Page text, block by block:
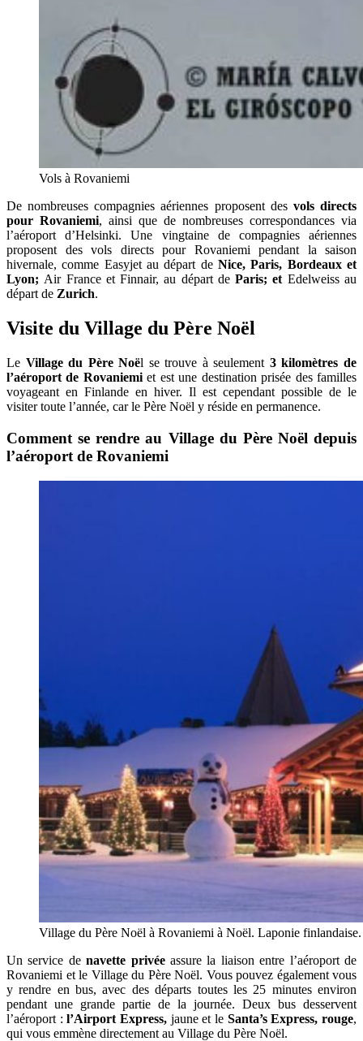
Vols à Rovaniemi
De nombreuses compagnies aériennes proposent des vols directs
pour Rovaniemi, ainsi que de nombreuses correspondances via
l’aéroport d’Helsinki. Une vingtaine de compagnies aériennes
proposent des vols directs pour Rovaniemi pendant la saison
hivernale, comme Easyjet au départ de Nice, Paris, Bordeaux et
Lyon;Air France et Finnair, au départ deParis; et Edelweiss au
départ de Zurich.
Visite du Village du Père Noël
Le Village du Père Noël se trouve à seulement 3 kilomètres de
l’aéroport de Rovaniemiet est une destination prisée des familles
voyageant en Finlande en hiver. Il est cependant possible de le
visiter toute l’année, car le Père Noël y réside en permanence.
Comment se rendre au Village du Père Noël depuis
l’aéroport de Rovaniemi
Village du Père Noël à Rovaniemi à Noël. Laponie finlandaise.
Un service denavette privéeassure la liaison entre l’aéroport de
Rovaniemi et le Village du Père Noël. Vous pouvez également vous
y rendre en bus, avec des départs toutes les 25 minutes environ
pendant une grande partie de la journée. Deux bus desservent
l’aéroport : l’Airport Express, jaune et le Santa’s Express, rouge,
qui vous emmène directement au Village du Père Noël.